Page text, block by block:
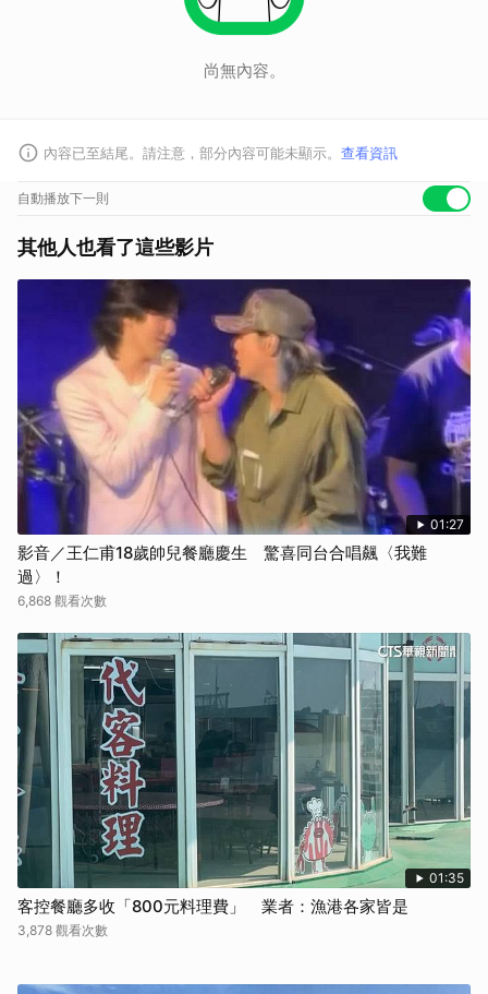
尚無內容。
內容已至結尾。請注意，部分內容可能未顯示。 查看資訊
自動播放下一則
其他人也看了這些影片
01:27
影音／王仁甫18歲帥兒餐廳慶生 驚喜同台合唱飆〈我難
過〉！
6,868 觀看次數
01:35
客控餐廳多收「800元料理費」 業者：漁港各家皆是
3,878 觀看次數